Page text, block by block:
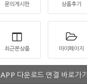
문의게시판 상품후기
최근본상품 마이페이지
APP 다운로드 연결 바로가기